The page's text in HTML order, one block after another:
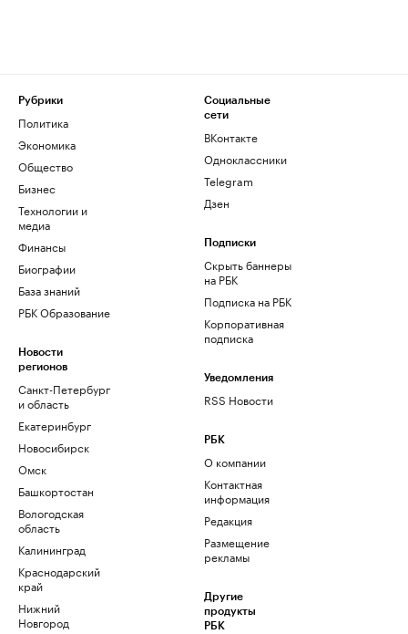
Рубрики
Политика
Экономика
Общество
Бизнес
Технологии и
медиа
Финансы
Биографии
База знаний
РБК Образование
Новости
регионов
Санкт-Петербург
и область
Екатеринбург
Новосибирск
Омск
Башкортостан
Вологодская
область
Калининград
Краснодарский
край
Нижний
Новгород
Социальные
сети
ВКонтакте
Одноклассники
Telegram
Дзен
Подписки
Скрыть баннеры
на РБК
Подписка на РБК
Корпоративная
подписка
Уведомления
RSS Новости
РБК
О компании
Контактная
информация
Редакция
Размещение
рекламы
Другие
продукты
РБК